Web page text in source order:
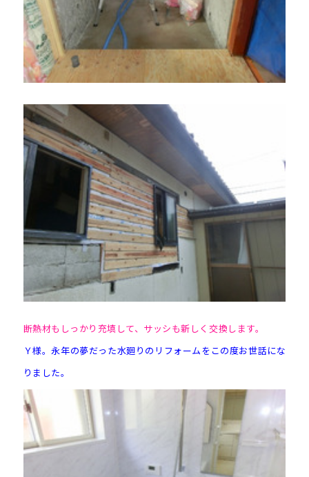
断熱材もしっかり充填して、サッシも新しく交換します。
Ｙ様。永年の夢だった水廻りのリフォームをこの度お世話にな
りました。